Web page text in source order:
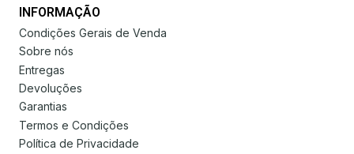
INFORMAÇÃO
Condições Gerais de Venda
Sobre nós
Entregas
Devoluções
Garantias
Termos e Condições
Política de Privacidade